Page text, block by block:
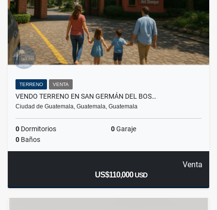
TERRENO VENTA
VENDO TERRENO EN SAN GERMÁN DEL BOS…
Ciudad de Guatemala, Guatemala, Guatemala
0 Dormitorios 0Garaje
0 Baños
Venta
US$110,000USD